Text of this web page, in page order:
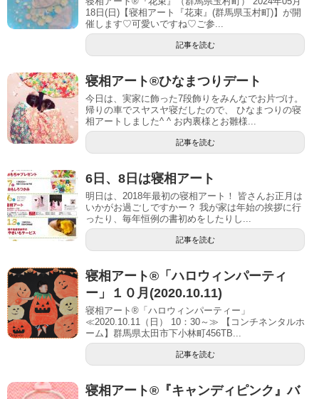
18日(日)【寝相アート『花束』(群馬県玉村町)】が開
催します♡可愛いですね♡ご参...
記事を読む
寝相アート®︎ひなまつりデート
今日は、実家に飾った7段飾りをみんなでお片づけ。
帰りの車でスヤスヤ寝だしたので、 ひなまつりの寝
相アートしました^ ^ お内裏様とお雛様...
記事を読む
6日、8日は寝相アート
明日は、2018年最初の寝相アート！ 皆さんお正月は
いかがお過ごしですかー？ 我が家は年始の挨拶に行
ったり、毎年恒例の書初めをしたりし...
記事を読む
寝相アート®「ハロウィンパーティ
ー」１０月(2020.10.11)
寝相アート®「ハロウィンパーティー」
≪2020.10.11（日） 10：30～≫ 【コンチネンタルホ
ーム】群馬県太田市下小林町456TB...
記事を読む
寝相アート®︎『キャンディピンク』バ